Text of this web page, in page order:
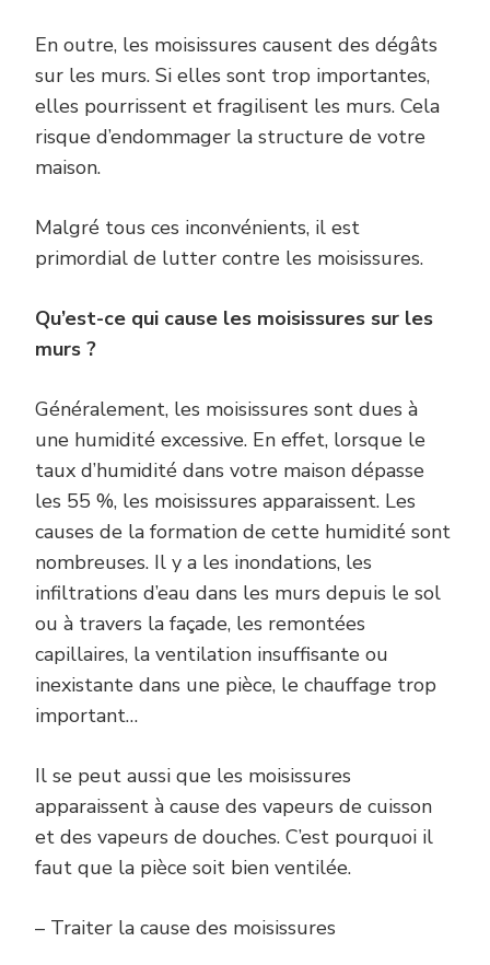
En outre, les moisissures causent des dégâts
sur les murs. Si elles sont trop importantes,
elles pourrissent et fragilisent les murs. Cela
risque d’endommager la structure de votre
maison.
Malgré tous ces inconvénients, il est
primordial de lutter contre les moisissures.
Qu’est-ce qui cause les moisissures sur les
murs ?
Généralement, les moisissures sont dues à
une humidité excessive. En effet, lorsque le
taux d’humidité dans votre maison dépasse
les 55 %, les moisissures apparaissent. Les
causes de la formation de cette humidité sont
nombreuses. Il y a les inondations, les
infiltrations d’eau dans les murs depuis le sol
ou à travers la façade, les remontées
capillaires, la ventilation insuffisante ou
inexistante dans une pièce, le chauffage trop
important…
Il se peut aussi que les moisissures
apparaissent à cause des vapeurs de cuisson
et des vapeurs de douches. C’est pourquoi il
faut que la pièce soit bien ventilée.
– Traiter la cause des moisissures